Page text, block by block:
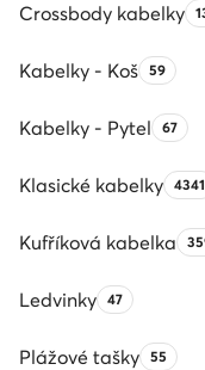
Crossbody kabelky
Kabelky - KošPočet
59
Kabelky - Pytel 67
Klasické kabelky 4341
Kufříková kabelka
LedvinkyPočet
47
Plážové taškyPočet
55